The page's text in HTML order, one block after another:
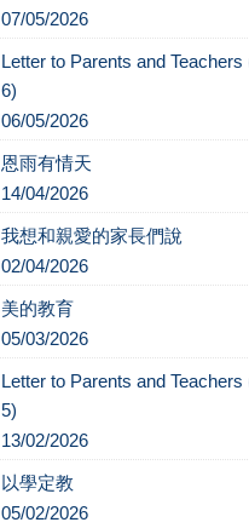
07/05/2026
Letter to Parents and Teachers
6)
06/05/2026
恩雨有情天
14/04/2026
我想和親愛的家長們說
02/04/2026
美的教育
05/03/2026
Letter to Parents and Teachers
5)
13/02/2026
以學定教
05/02/2026